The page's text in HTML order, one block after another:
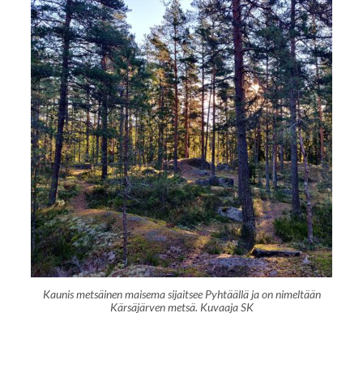
Kaunis metsäinen maisema sijaitsee Pyhtäällä ja on nimeltään
Kärsäjärven metsä. Kuvaaja SK